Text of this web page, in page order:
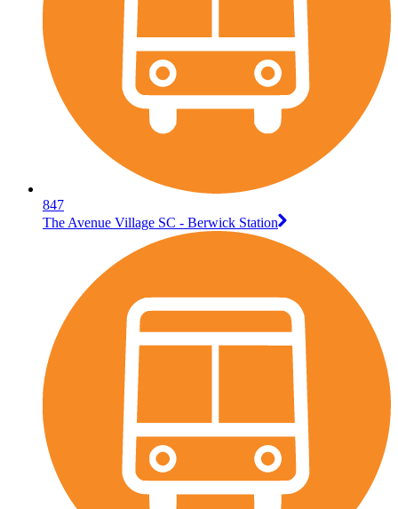
847
The Avenue Village SC - Berwick Station